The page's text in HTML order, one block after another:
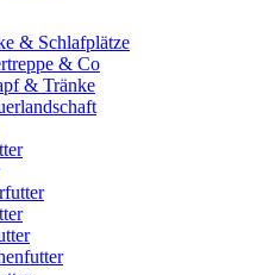
& Schlafplätze
& Co
& Tränke